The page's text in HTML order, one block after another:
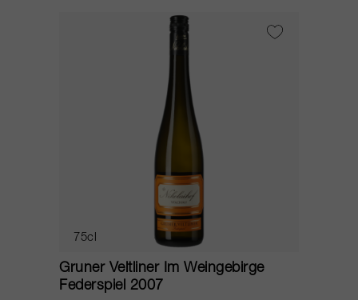
75cl
Gruner Veltliner Steinterrassen 2012